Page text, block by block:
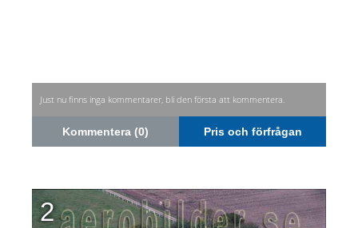
Just nu finns inga kommentarer, bli den första att kommentera.
Kommentera (0) Pris och förfrågan
2